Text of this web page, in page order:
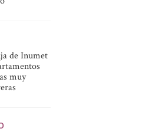
de Inumet
muy